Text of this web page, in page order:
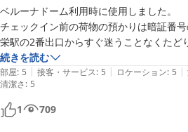
その中でもスタッフの対応についてお褒
でき、光栄でございます。
いただきましたお声を励みに、今後もス
目指して邁進して参ります。
名古屋にまたお越しの際はコンフォート
ろしくお願い申し上げます。
お客様のまたのご来館を心よりお待ちし
ベルーナドーム利用時に使用しました。
チェックイン前の荷物の預かりは暗証番号
栄駅の2番出口からすぐ迷うことなくたど
コンサートで遅くなっても女性1人でも不
立地は最高。主な商業施設も徒歩でした。
夜も静かでした。
チェックインも自動で必要以上に人と接
のもよかったです。
続きを読む
部屋: 5 | 接客・サービス: 5 | ロケーション: 5 |
清潔さ: 5
1 709